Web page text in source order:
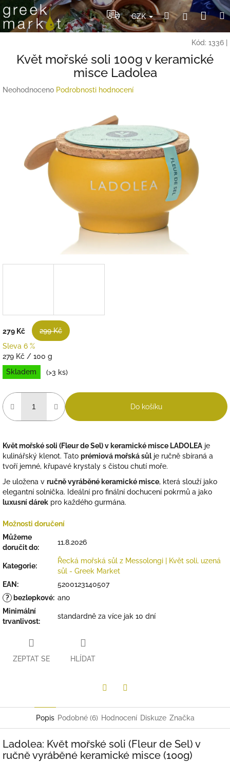
na
obsah
CZK HledatPřihlášení
Kód: 1336
Květ mořské soli 100g v keramické
misce Ladolea
Průměrné
hvězdiček.
Neohodnoceno Podrobnosti hodnocení
279 Kč
299 Kč
Sleva 6 %
Měrná
cena:
279 Kč / 100 g
Skladem
(>3 ks)
Do košíku
Květ mořské soli (Fleur de Sel) v keramické misce LADOLEA je
kulinářský klenot. Tato prémiová mořská sůlje ručně sbíraná a
tvoří jemné, křupavé krystaly s čistou chutí moře.
Je uložena v ručně vyráběné keramické misce, která slouží jako
elegantní solnička. Ideální pro finální dochucení pokrmů a jako
luxusní dárek pro každého gurmána.
Možnosti doručení
Můžeme
doručit do:
11.8.2026
Kategorie:
Řecká mořská sůl z Messolongi | Květ soli, uzená
sůl - Greek Market
EAN :
5200123140507
?
bezlepkové: ano
Minimální
trvanlivost:
standardně za více jak 10 dní
ZEPTAT SE HLÍDAT
Popis Podobné (6) Hodnocení Diskuze Značka
Ladolea: Květ mořské soli (Fleur de Sel) v
ručně vyráběné keramické misce (100g)